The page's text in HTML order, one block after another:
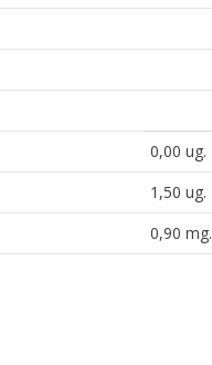
0,00 ug.
1,50 ug.
0,90 mg.